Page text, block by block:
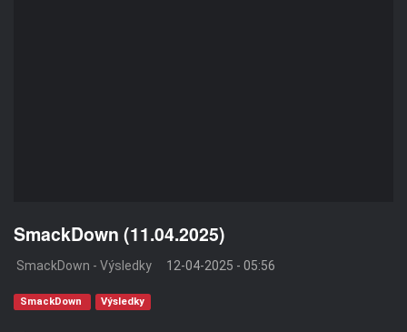
SmackDown (11.04.2025)
SmackDown - Výsledky 12-04-2025 - 05:56
SmackDown Výsledky